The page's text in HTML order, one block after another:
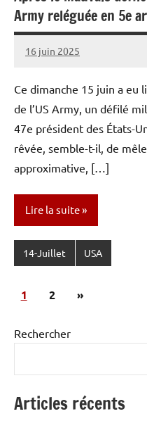
Army reléguée en 5e
16 juin 2025
Caporal
1
Ce dimanche 15 juin a eu
de l’US Army, un défilé
47e président des États-
rêvée, semble-t-il, de
approximative, […]
Lire la suite
14-Juillet USA
Pagination
publications
1 2
Articles
»
Rechercher
Articles récents